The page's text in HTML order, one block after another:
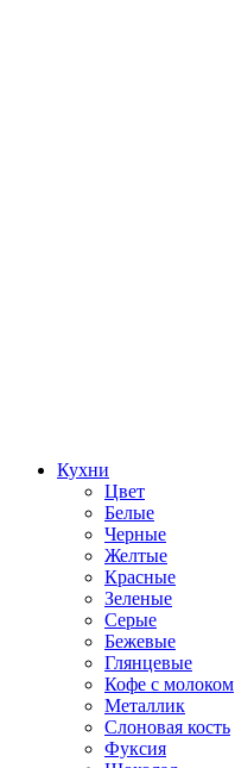
Кухни
Цвет
Белые
Черные
Желтые
Красные
Зеленые
Серые
Бежевые
Глянцевые
Кофе с молоком
Металлик
Слоновая кость
Фуксия